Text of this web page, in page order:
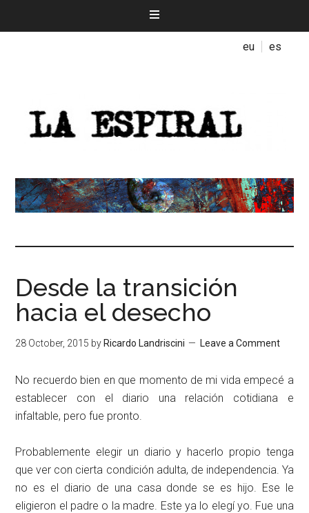
eu es
Desde la transición
hacia el desecho
28 October, 2015 by Ricardo Landriscini Leave a Comment
No recuerdo bien en que momento de mi vida empecé a
establecer con el diario una relación cotidiana e
infaltable, pero fue pronto.
Probablemente elegir un diario y hacerlo propio tenga
que ver con cierta condición adulta, de independencia. Ya
no es el diario de una casa donde se es hijo. Ese le
eligieron el padre o la madre. Este ya lo elegí yo. Fue una